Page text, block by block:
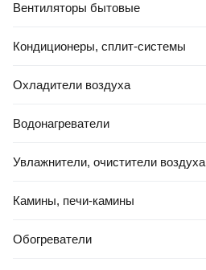
Вентиляторы бытовые
Кондиционеры, сплит-системы
Охладители воздуха
Водонагреватели
Увлажнители, очистители воздуха
Камины, печи-камины
Обогреватели